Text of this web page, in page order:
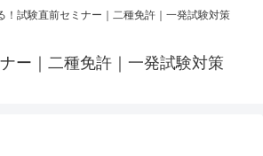
！試験直前セミナー｜二種免許｜一発試験対策
ー｜二種免許｜一発試験対策